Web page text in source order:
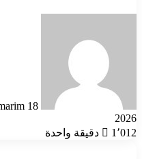
18 مايو، 2026
2026
1٬012
دقيقة واحدة